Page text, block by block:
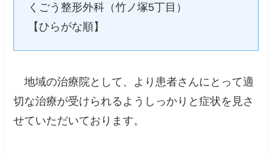
くごう整形外科（竹ノ塚5丁目）
【ひらがな順】
地域の治療院として、より患者さんにとって適
切な治療が受けられるようしっかりと症状を見さ
せていただいております。